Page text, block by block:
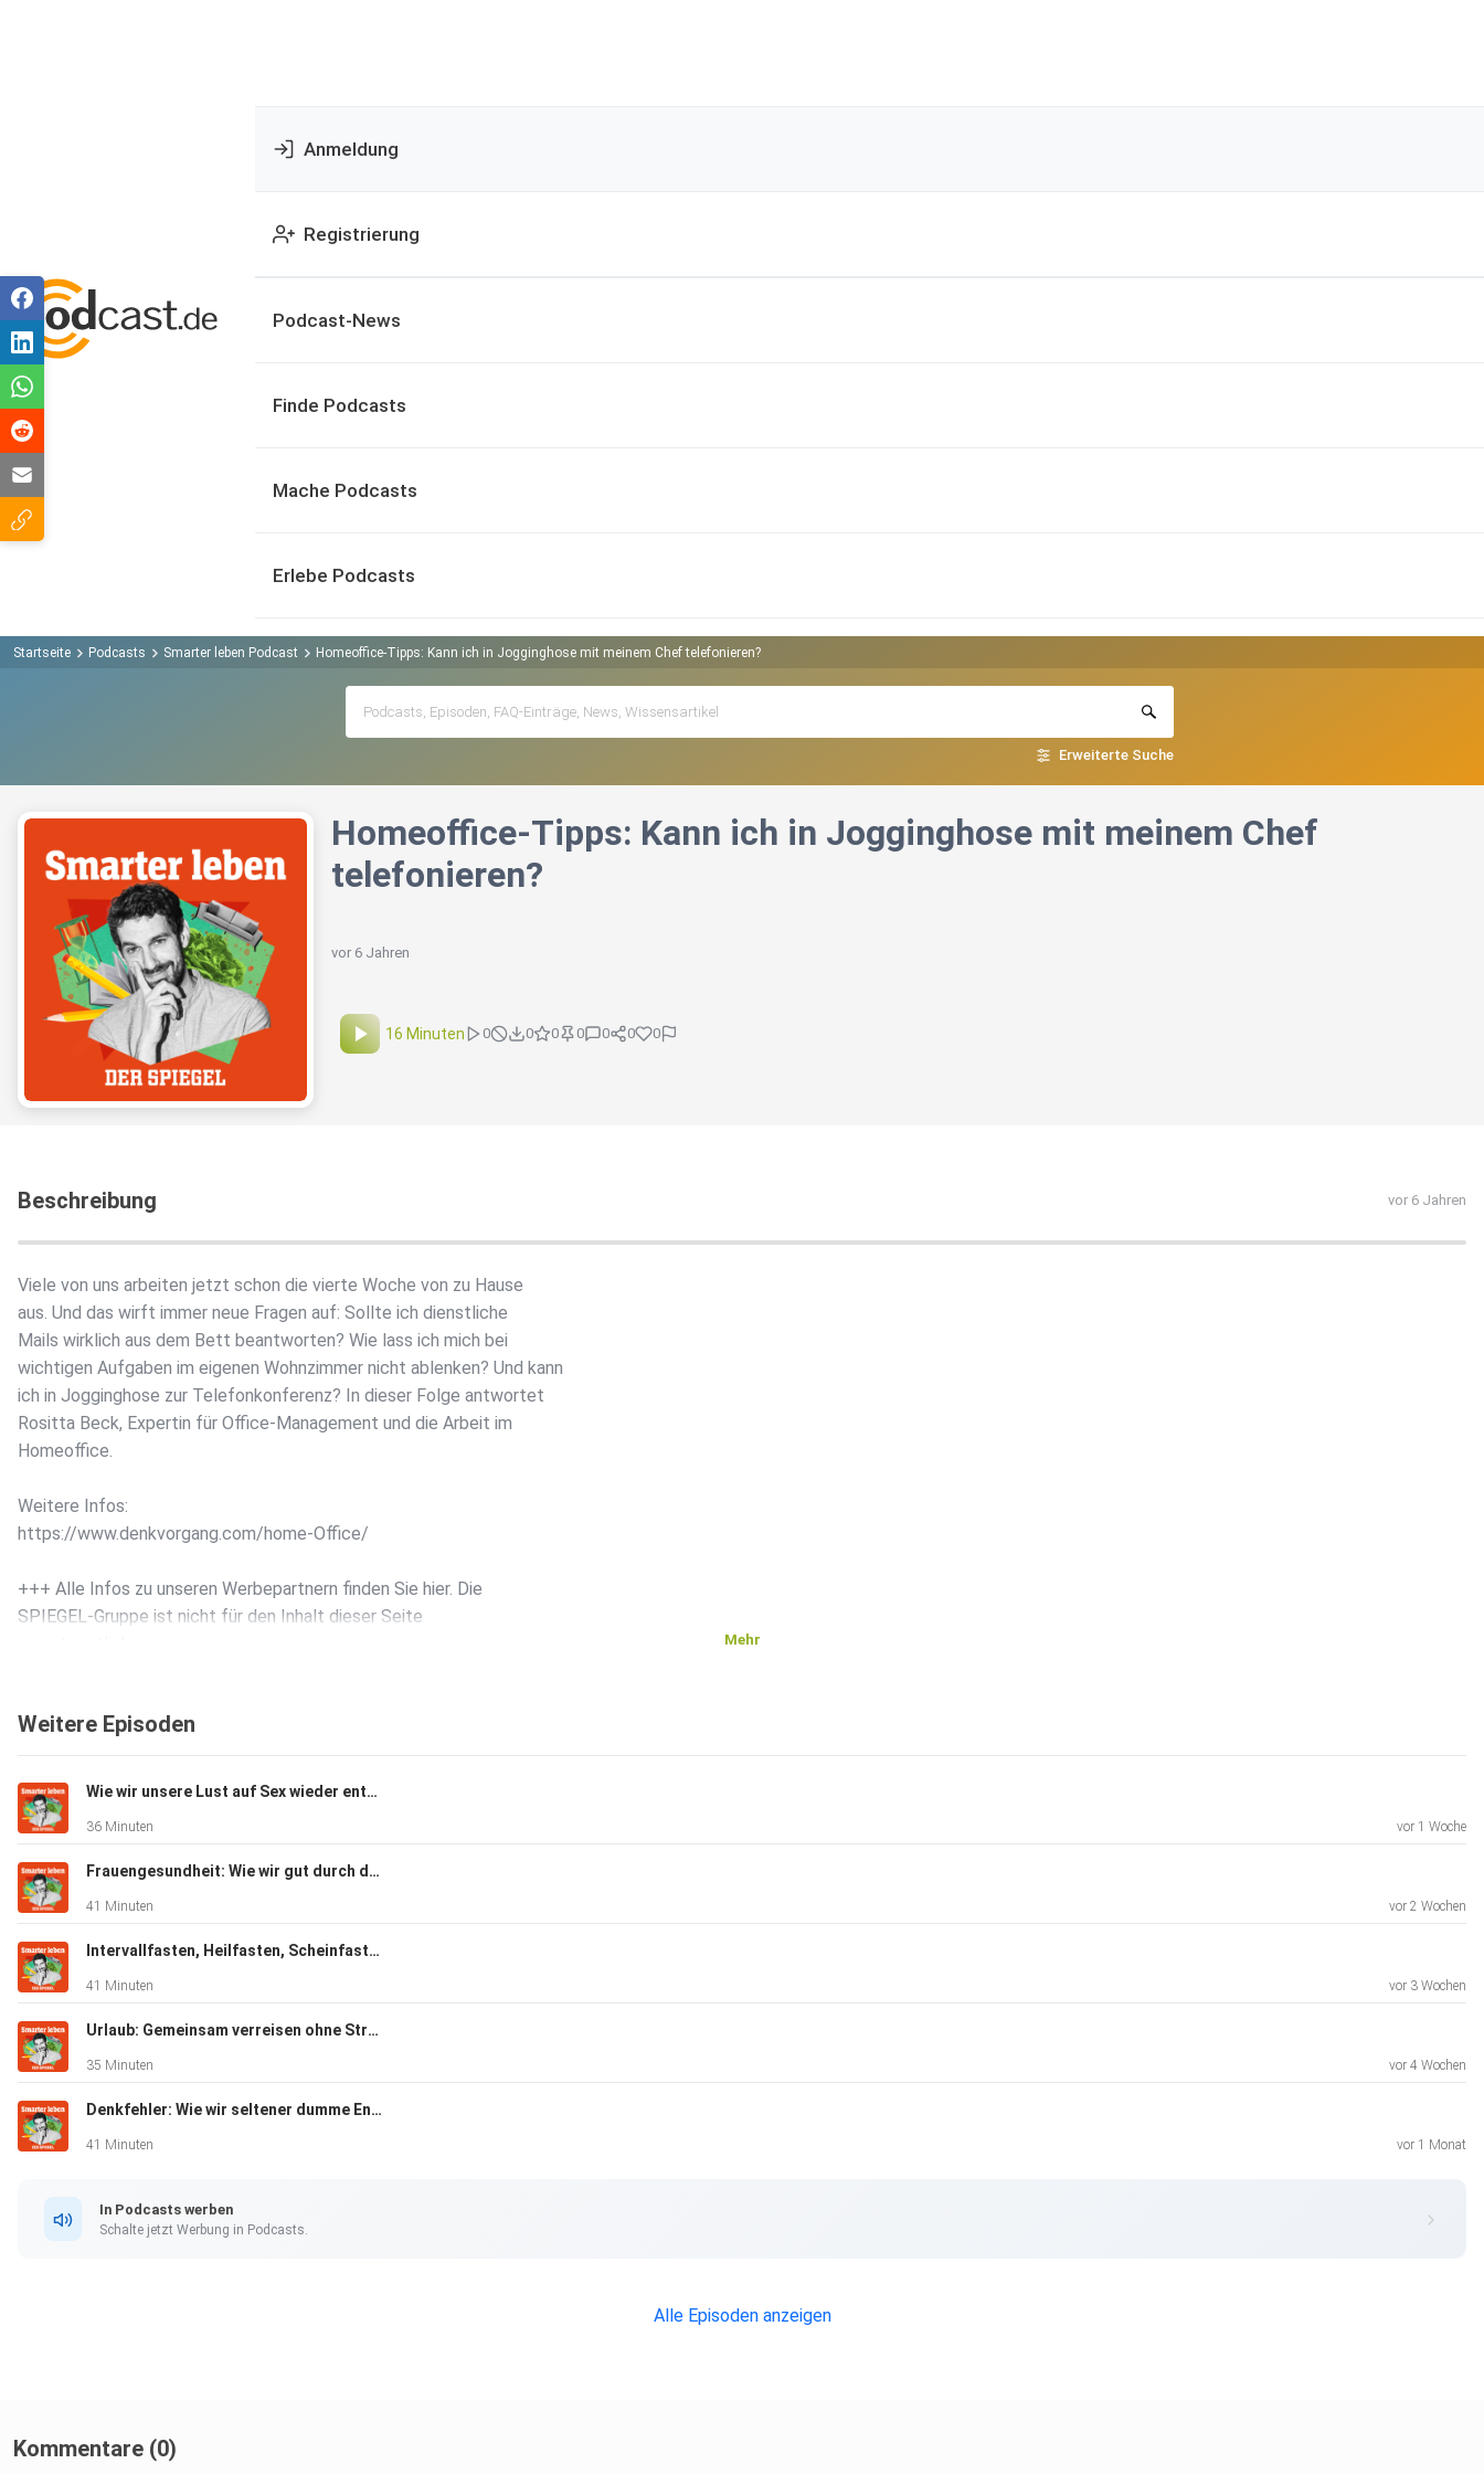
Anmeldung
Registrierung
Podcast-News
Finde Podcasts
Mache Podcasts
Erlebe Podcasts
Startseite Podcasts Smarter leben Podcast Homeoffice-Tipps: Kann ich in Jogginghose mit meinem Chef telefonieren?
Erweiterte Suche
Homeoffice-Tipps: Kann ich in Jogginghose mit meinem Chef
telefonieren?
vor 6 Jahren
16 Minuten 0 0 0 0 0 0 0
Beschreibung vor 6 Jahren
Viele von uns arbeiten jetzt schon die vierte Woche von zu Hause
aus. Und das wirft immer neue Fragen auf: Sollte ich dienstliche
Mails wirklich aus dem Bett beantworten? Wie lass ich mich bei
wichtigen Aufgaben im eigenen Wohnzimmer nicht ablenken? Und kann
ich in Jogginghose zur Telefonkonferenz? In dieser Folge antwortet
Rositta Beck, Expertin für Office-Management und die Arbeit im
Homeoffice.
Weitere Infos:
https://www.denkvorgang.com/home-Office/
+++ Alle Infos zu unseren Werbepartnern finden Sie hier. Die
SPIEGEL-Gruppe ist nicht für den Inhalt dieser Seite
Mehr Hintergründe zum Thema erhalten Sie mit SPIEGEL+. Entdecken
finden Sie das passende Angebot.
Alle SPIEGEL Podcasts finden Sie hier.
Den SPIEGEL-WhatsApp-Kanal finden Sie hier.
Hier geht es zu unserem SPIEGEL Shop.
Alle Newsletter vom SPIEGEL finden Sie hier.
Mehr
Weitere Episoden
Wie wir unsere Lust auf Sex wieder entdecken können (mit Stephanie Kossow)
36 Minuten vor 1 Woche
Frauengesundheit: Wie wir gut durch die Wechseljahre kommen (Mit Katrin Schaudig)
41 Minuten vor 2 Wochen
Intervallfasten, Heilfasten, Scheinfasten: Welche Methode passt zu mir? (Mit Andreas Michalsen)
41 Minuten vor 3 Wochen
Urlaub: Gemeinsam verreisen ohne Stress (Mit Jochen Schliemann)
35 Minuten vor 4 Wochen
Denkfehler: Wie wir seltener dumme Entscheidungen treffen (Mit Henning Beck - Wdh. vom 28.10.23)
41 Minuten vor 1 Monat
In Podcasts werben
Schalte jetzt Werbung in Podcasts.
Alle Episoden anzeigen
Kommentare (0)